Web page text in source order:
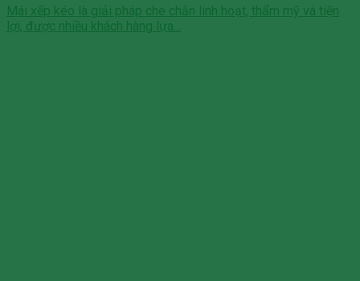
Mái xếp kéo là giải pháp che chắn linh hoạt, thẩm mỹ và tiện
lợi, được nhiều khách hàng lựa...